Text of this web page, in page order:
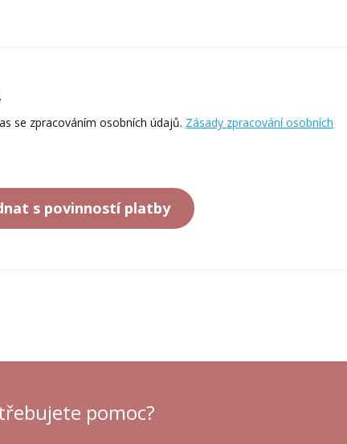
.
se zpracováním osobních údajů. Zásady zpracování osobních
s povinností platby
pomoc?